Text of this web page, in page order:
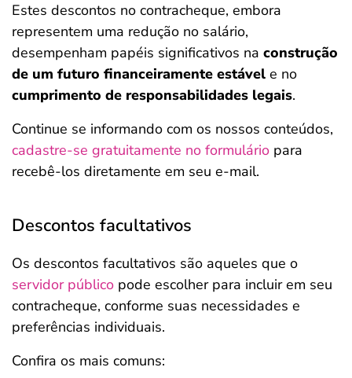
Estes descontos no contracheque, embora
representem uma redução no salário,
desempenham papéis significativos na construção
de um futuro financeiramente estável e no
cumprimento de responsabilidades legais.
Continue se informando com os nossos conteúdos,
cadastre-se gratuitamente no formulário para
recebê-los diretamente em seu e-mail.
Descontos facultativos
Os descontos facultativos são aqueles que o
servidor público pode escolher para incluir em seu
contracheque, conforme suas necessidades e
preferências individuais.
Confira os mais comuns: